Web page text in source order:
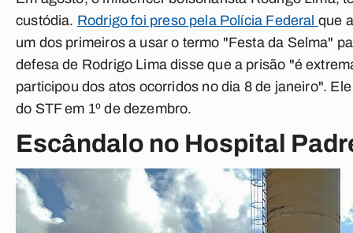
custódia. Rodrigo foi preso pela Polícia Federal que
um dos primeiros a usar o termo "Festa da Selma"
defesa de Rodrigo Lima disse que a prisão "é
participou dos atos ocorridos no dia 8 de janeiro".
do STF em 1º de dezembro.
Escândalo no Hospital